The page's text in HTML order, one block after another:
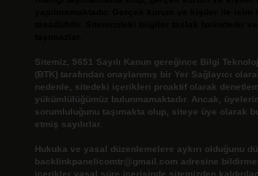
Sitemiz, 5651 Sayılı Kanun gereğince Bilgi
(BTK) tarafından onaylanmış bir Yer Sağlayıcı
nedenle, sitedeki içerikleri proaktif olarak
yükümlülüğümüz bulunmamaktadır. Ancak,
sorumluluğunu taşımakta olup, siteye üye olarak
etmiş sayılırlar.
Hukuka ve yasal düzenlemelere aykırı olduğunu
backlinkpanelicomtr@gmail.com adresine